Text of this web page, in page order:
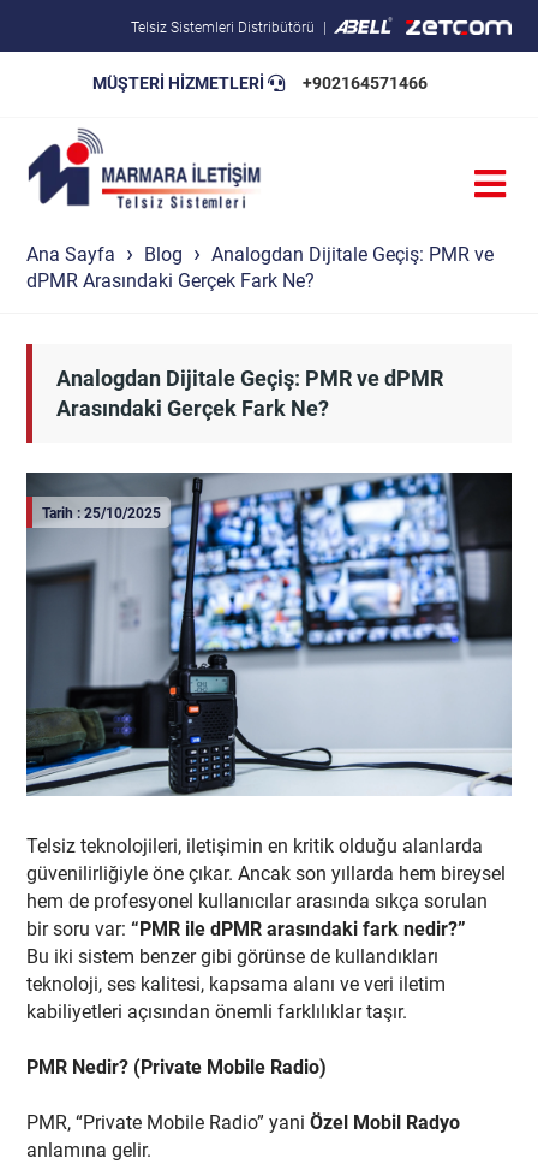
Telsiz Sistemleri Distribütörü
MÜŞTERİ HİZMETLERİ +902164571466
Ana Sayfa Blog
Analogdan Dijitale Geçiş: PMR ve
dPMR Arasındaki Gerçek Fark Ne?
Analogdan Dijitale Geçiş: PMR ve dPMR
Arasındaki Gerçek Fark Ne?
Tarih : 25/10/2025
Telsiz teknolojileri, iletişimin en kritik olduğu alanlarda
güvenilirliğiyle öne çıkar. Ancak son yıllarda hem bireysel
hem de profesyonel kullanıcılar arasında sıkça sorulan
bir soru var:“PMR ile dPMR arasındaki fark nedir?”
Bu iki sistem benzer gibi görünse de kullandıkları
teknoloji, ses kalitesi, kapsama alanı ve veri iletim
kabiliyetleri açısından önemli farklılıklar taşır.
PMR Nedir? (Private Mobile Radio)
PMR, “Private Mobile Radio” yaniÖzel Mobil Radyo
anlamına gelir.